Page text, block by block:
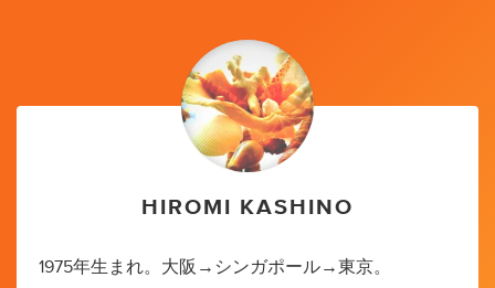
HIROMI KASHINO
1975年生まれ。大阪→シンガポール→東京。